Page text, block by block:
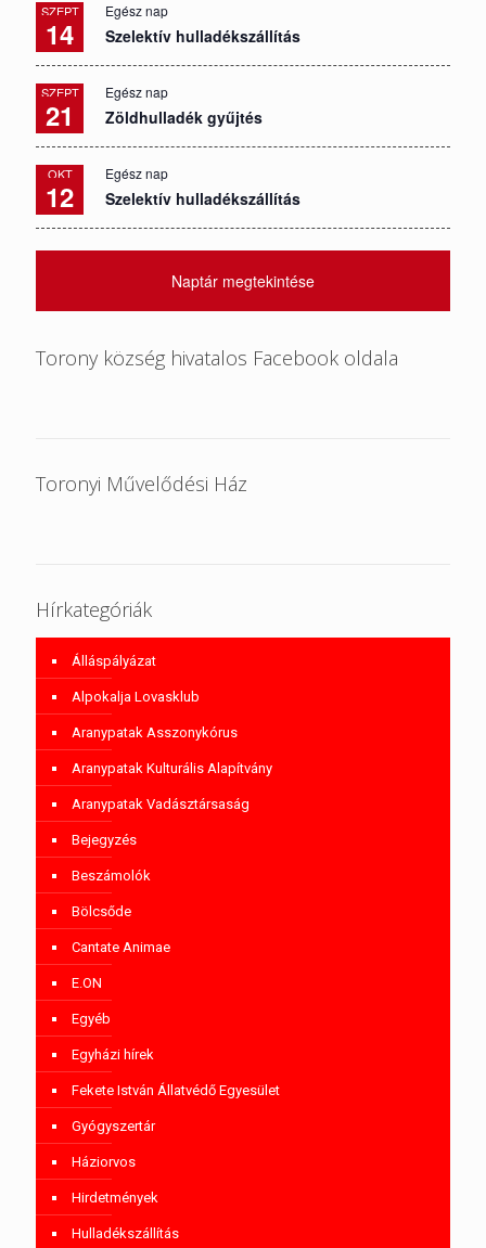
SZEPT
14
Egész nap
Szelektív hulladékszállítás
SZEPT
21
Egész nap
Zöldhulladék gyűjtés
OKT
12
Egész nap
Szelektív hulladékszállítás
Naptár megtekintése
Torony község hivatalos Facebook oldala
Toronyi Művelődési Ház
Hírkategóriák
Álláspályázat
Alpokalja Lovasklub
Aranypatak Asszonykórus
Aranypatak Kulturális Alapítvány
Aranypatak Vadásztársaság
Bejegyzés
Beszámolók
Bölcsőde
Cantate Animae
E.ON
Egyéb
Egyházi hírek
Fekete István Állatvédő Egyesület
Gyógyszertár
Háziorvos
Hirdetmények
Hulladékszállítás